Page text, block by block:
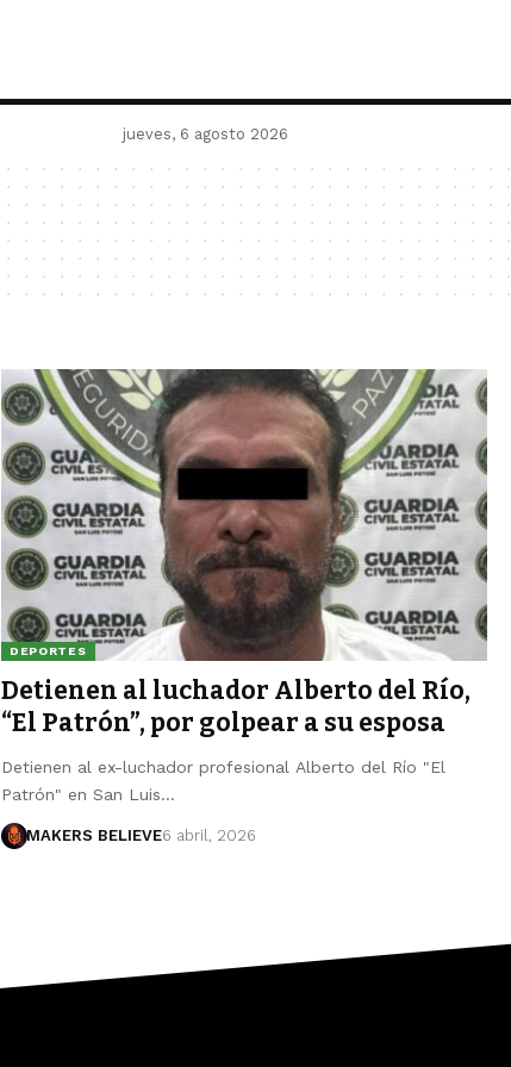
jueves, 6 agosto 2026
DEPORTES
Detienen al luchador Alberto del Río,
“El Patrón”, por golpear a su esposa
Detienen al ex-luchador profesional Alberto del Río "El
Patrón" en San Luis…
MAKERS BELIEVE6 abril, 2026